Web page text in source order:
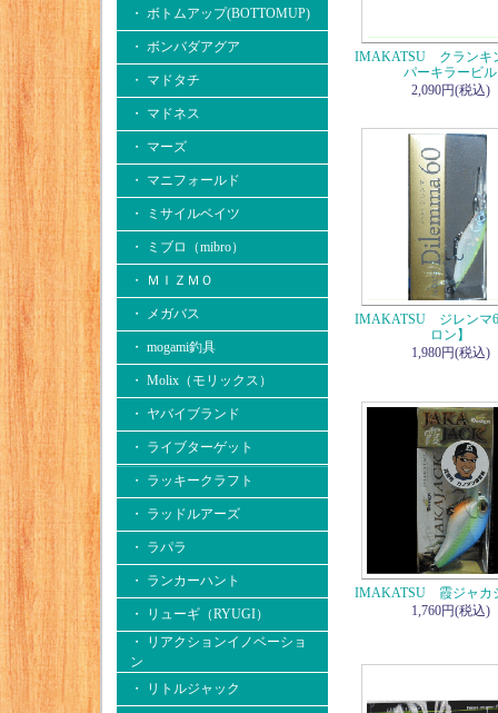
・ ボトムアップ(BOTTOMUP)
・ ボンバダアグア
・ マドタチ
・ マドネス
・ マーズ
・ マニフォールド
・ ミサイルベイツ
・ ミブロ（mibro）
・ ＭＩＺＭＯ
・ メガバス
・ mogami釣具
・ Molix（モリックス）
・ ヤバイブランド
・ ライブターゲット
・ ラッキークラフト
・ ラッドルアーズ
・ ラパラ
・ ランカーハント
・ リューギ（RYUGI）
・ リアクションイノベーショ
ン
・ リトルジャック
IMAKATSU クランキ
パーキラービル
2,090円(税込)
IMAKATSU ジレンマ
ロン】
1,980円(税込)
IMAKATSU 霞ジャカ
1,760円(税込)